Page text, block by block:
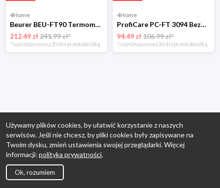
4Home
Beurer BEU-FT90 Termometr bezdotykowy
212.49 zł241.99 zł*
*najniższa cena z 30 dni przed obniżką
4Home
ProfiCare PC-FT 3094 Bezdotykowy termometr na podczerwień
94.49 zł106.99 zł*
*najniższa cena z 30 dni przed obniżką
Używamy plików cookies, by ułatwić korzystanie z naszych
serwisów. Jeśli nie chcesz, by pliki cookies były zapisywane na
Twoim dysku, zmień ustawienia swojej przeglądarki. Więcej
informacji: polityka prywatności.
Ok, rozumiem